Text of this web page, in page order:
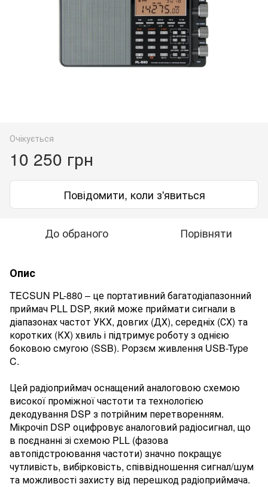
Очікується
10 250 грн
Повідомити, коли з'явиться
До обраного Порівняти
Опис
TECSUN PL-880 – це портативний багатодіапазонний
приймач PLL DSP, який може приймати сигнали в
діапазонах частот УКХ, довгих (ДХ), середніх (СХ) та
коротких (КХ) хвиль і підтримує роботу з однією
боковою смугою (SSB). Рорзєм живлення USB-Type
C.
Цей радіоприймач оснащений аналоговою схемою
високої проміжної частоти та технологією
декодування DSP з потрійним перетворенням.
Мікрочіп DSP оцифровує аналоговий радіосигнал, що
в поєднанні зі схемою PLL (фазова
автопідстроювання частоти) значно покращує
чутливість, вибірковість, співвідношення сигнал/шум
та можливості захисту від перешкод радіоприймача.